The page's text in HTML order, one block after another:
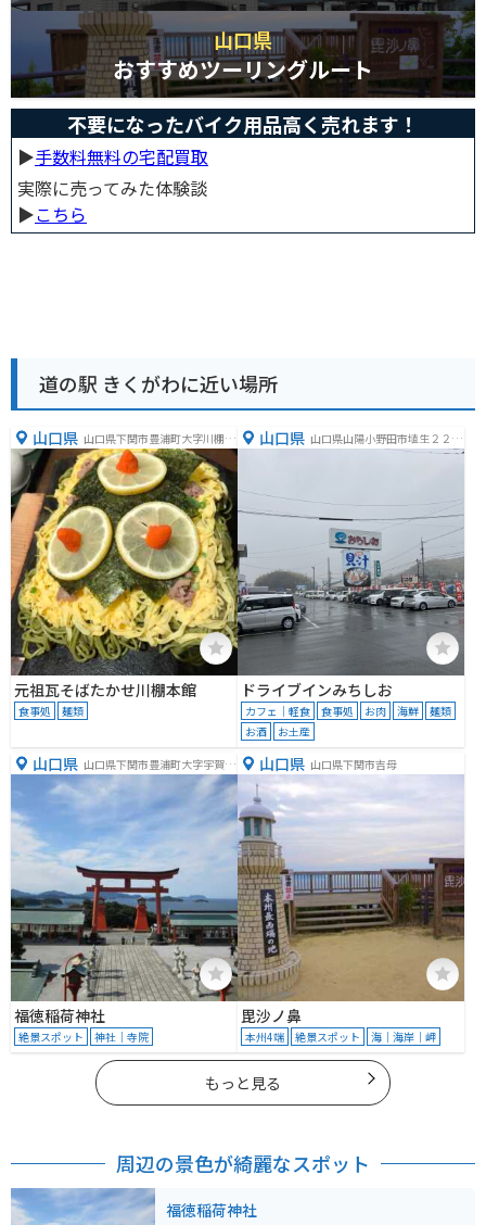
山口県
おすすめツーリングルート
不要になったバイク用品高く売れます！
▶︎手数料無料の宅配買取
実際に売ってみた体験談
▶︎こちら
道の駅 きくがわに近い場所
山口県 山口県下関市豊浦町大字川棚５
４３７
元祖瓦そばたかせ川棚本館
食事処 麺類
山口県 山口県山陽小野田市埴生２２１
ドライブインみちしお
カフェ｜軽食 食事処 お肉 海鮮
麺類
お酒
お土産
山口県 山口県下関市豊浦町大字宇賀２
９６０−１
福徳稲荷神社
絶景スポット 神社｜寺院
山口県 山口県下関市吉母
毘沙ノ鼻
本州4端 絶景スポット 海｜海岸｜岬
もっと見る
周辺の景色が綺麗なスポット
福徳稲荷神社